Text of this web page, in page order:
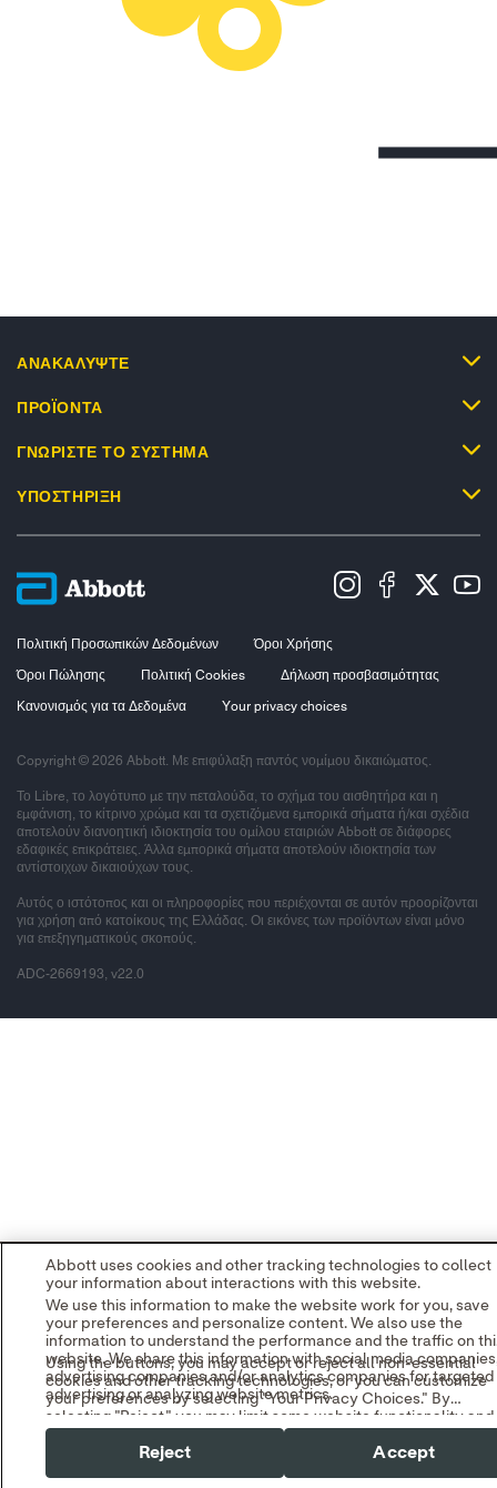
ΑΝΑΚΑΛΥΨΤΕ
ΠΡΟΪΟΝΤΑ
ΓΝΩΡΙΣΤΕ ΤΟ ΣΥΣΤΗΜΑ
ΥΠΟΣΤΗΡΙΞΗ
Πολιτική Προσωπικών Δεδομένων
Όροι Χρήσης
Όροι Πώλησης
Πολιτική Cookies
Δήλωση προσβασιμότητας
Κανονισμός για τα Δεδομένα
Your privacy choices
Copyright © 2026 Abbott. Με επιφύλαξη παντός νομίμου δικαιώματος.
Το Libre, το λογότυπο με την πεταλούδα, το σχήμα του αισθητήρα και η
εμφάνιση, το κίτρινο χρώμα και τα σχετιζόμενα εμπορικά σήματα ή/και σχέδια
αποτελούν διανοητική ιδιοκτησία του ομίλου εταιριών Abbott σε διάφορες
εδαφικές επικράτειες. Άλλα εμπορικά σήματα αποτελούν ιδιοκτησία των
αντίστοιχων δικαιούχων τους.
Αυτός ο ιστότοπος και οι πληροφορίες που περιέχονται σε αυτόν προορίζονται
για χρήση από κατοίκους της Ελλάδας. Οι εικόνες των προϊόντων είναι μόνο
για επεξηγηματικούς σκοπούς.
ADC-2669193, v22.0
Abbott uses cookies and other tracking technologies to collect
your information about interactions with this website.
We use this information to make the website work for you, save
your preferences and personalize content. We also use the
information to understand the performance and the traffic on
website. We share this information with social media
advertising companies and/or analytics companies for targeted
advertising or analyzing website metrics.
Using the buttons, you may accept or reject all non-essential
cookies and other tracking technologies, or you can customize
your preferences by selecting "Your Privacy Choices." By
selecting "Reject," you may limit some website functionality and
your overall experience with this website.
Cookie Notice to learn more.
Accept
Reject